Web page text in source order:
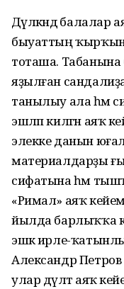
Дәүләкәндә
быуаттың
тоташа. Табанына
яҙылған
танылыу ала һәм
эшләп килгән аяҡ
элекке данын
материалдарҙы
сифатына һәм
«Римал» аяҡ
йылда барлыҡҡа
эшкә ирле-
Александр
улар дәүләт аяҡ